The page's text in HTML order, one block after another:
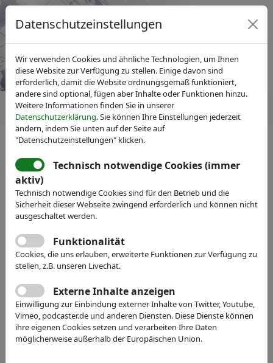
IVAM Fachverband für Mikrotechnik
Pressemitteilungen
Highlights der MicroNanoTec
2010 - IVAM Fachpresse Special
Datenschutzeinstellungen
Wir verwenden Cookies und ähnliche Technologien, um Ihnen
diese Website zur Verfügung zu stellen. Einige davon sind
erforderlich, damit die Website ordnungsgemäß funktioniert,
andere sind optional, fügen aber Inhalte oder Funktionen hinzu.
Weitere Informationen finden Sie in unserer
Datenschutzerklärung. Sie können Ihre Einstellungen jederzeit
ändern, indem Sie unten auf der Seite auf
"Datenschutzeinstellungen" klicken.
Technisch notwendige Cookies (immer
aktiv)
Technisch notwendige Cookies sind für den Betrieb und die
Sicherheit dieser Webseite zwingend erforderlich und können nicht
ausgeschaltet werden.
Funktionalität
Cookies, die uns erlauben, erweiterte Funktionen zur Verfügung zu
stellen, z.B. unseren Livechat.
Externe Inhalte anzeigen
Einwilligung zur Einbindung externer Inhalte von Twitter, Youtube,
Vimeo, podcaster.de und anderen Diensten. Diese Dienste können
ihre eigenen Cookies setzen und verarbeiten Ihre Daten
möglicherweise außerhalb der Europäischen Union.